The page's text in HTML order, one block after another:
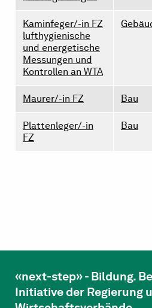
Kaminfeger/-in FZ
lufthygienische
und energetische
Messungen und
Kontrollen an WTA
Maurer/-in FZ Bau
Plattenleger/-in
FZ
Bau
«next-step» - Bildung.
Initiative der Regierung